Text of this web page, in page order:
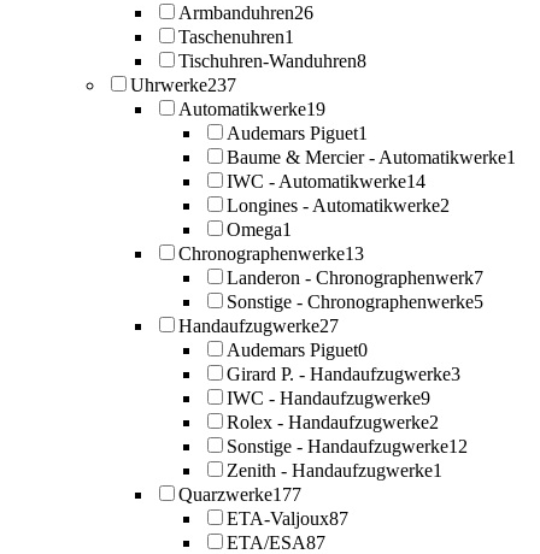
Armbanduhren26
Taschenuhren1
Tischuhren-Wanduhren8
Uhrwerke237
Automatikwerke19
Audemars Piguet1
Baume & Mercier - Automatikwerke1
IWC - Automatikwerke14
Longines - Automatikwerke2
Omega1
Chronographenwerke13
Landeron - Chronographenwerk7
Sonstige - Chronographenwerke5
Handaufzugwerke27
Audemars Piguet0
Girard P. - Handaufzugwerke3
IWC - Handaufzugwerke9
Rolex - Handaufzugwerke2
Sonstige - Handaufzugwerke12
Zenith - Handaufzugwerke1
Quarzwerke177
ETA-Valjoux87
ETA/ESA87